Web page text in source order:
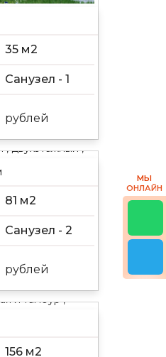
35 м2
Санузел - 1
рублей
, двухэтажный ,
81 м2
Санузел - 2
рублей
и тамбур ,
крыша
156 м2
МЫ
ОНЛАЙН